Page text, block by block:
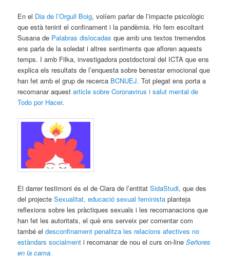
En el Dia de l’Orgull Boig, volíem parlar de l’impacte psicològic
que està tenint el confinament i la pandèmia. Ho fem escoltant
Susana de Palabras dislocadas que amb uns textos tremendos
ens parla de la soledat i altres sentiments que afloren aquests
temps. I amb Filka, investigadora postdoctoral del ICTA que ens
explica els resultats de l’enquesta sobre benestar emocional que
han fet amb el grup de recerca BCNUEJ.Tot plegat ens porta a
recomanar aquestarticle sobre Coronavirus i salut mental de
Todo por Hacer.
El darrer testimoni és el de Clara de l’entitatSidaStudi, que des
del projecteSexualitat, educació sexual feminista planteja
reflexions sobre les pràctiques sexuals i les recomanacions que
han fet les autoritats, el què ens serveix per comentar com
també eldesconfinament penalitza les relacions afectives no
estàndars socialment i recomanar de nou el curs on-lineSeñores
en la cama.